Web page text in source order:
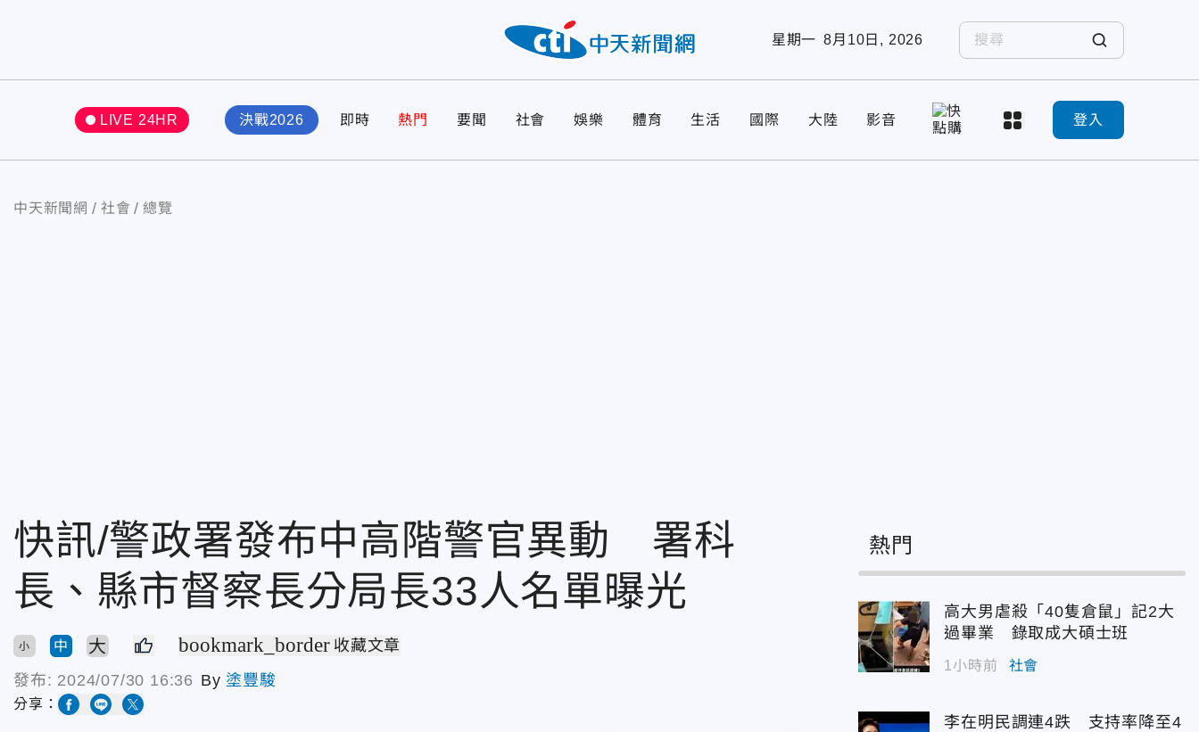
星期一 8月10日, 2026
LIVE 24HR 決戰2026 即時 熱門 要聞 社會 娛樂 體育 生活 國際 大陸 影音 登入
中天新聞網 社會 總覽
快訊/警政署發布中高階警官異動 署科
長、縣市督察長分局長33人名單曝光
小 中 大 bookmark_border 收藏文章
發布: 2024/07/30 16:36 By 塗豐駿
分享：
熱門
高大男虐殺「40隻倉鼠」記2大
過畢業 錄取成大碩士班
1小時前 社會
李在明民調連4跌 支持率降至4